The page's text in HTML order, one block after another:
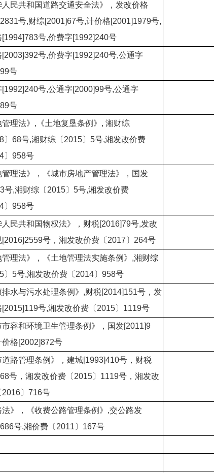
人民共和国道路交通安全法》，发改价格
号,财综[2001]67号,计价格[2001]1979号,
[1994]783号,价费字[1992]240号
[2003]392号,价费字[1992]240号,公通字
号
[1992]240号,公通字[2000]99号,公通字
号
管理法》,《土地复垦条例》, 湘财综
〕68号,湘财综〔2015〕5号,湘发改价费
〕958号
管理法》，《城市房地产管理法》，国发
号,湘财综〔2015〕5号,湘发改价费
〕958号
人民共和国物权法》，财税[2016]79号,发改
[2016]2559号，湘发改价费〔2017〕264号
管理法》，《土地管理法实施条例》,湘财综
〕5号,湘发改价费〔2014〕958号
排水与污水处理条例》,财税[2014]151号，发
[2015]119号,湘发改价费〔2015〕1119号
市容和环境卫生管理条例》，国发[2011]9
价格[2002]872号
道路管理条例》，建城[1993]410号，财税
号，湘发改价费〔2015〕1119号，湘发改
2016〕716号
法》，《收费公路管理条例》,交公路发
号,湘价费〔2011〕167号